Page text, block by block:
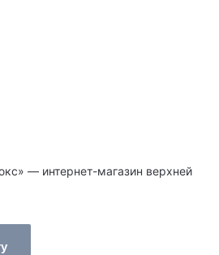
— интернет-магазин верхней